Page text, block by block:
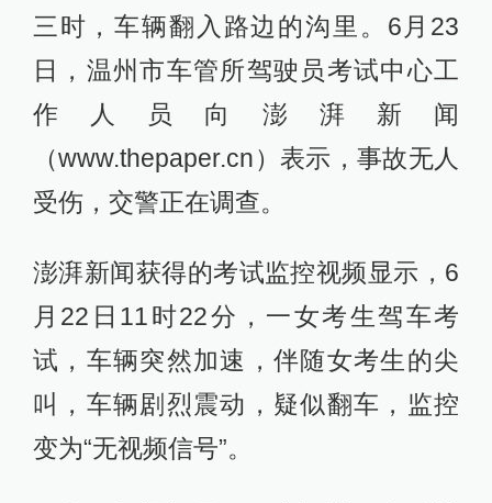
三时，车辆翻入路边的沟里。6月23
日，温州市车管所驾驶员考试中心工
作人员向澎湃新闻
（www.thepaper.cn）表示，事故无人
受伤，交警正在调查。
澎湃新闻获得的考试监控视频显示，6
月22日11时22分，一女考生驾车考
试，车辆突然加速，伴随女考生的尖
叫，车辆剧烈震动，疑似翻车，监控
变为“无视频信号”。